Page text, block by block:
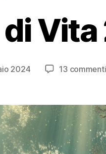
Vita
2024 13 commenti